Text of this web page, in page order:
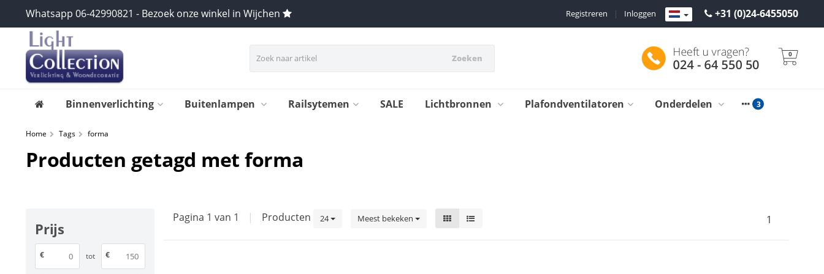
Whatsapp 06-42990821 - Bezoek onze winkel in Wijchen +31 (0)24-6455050
Inloggen
|
Registreren
Zoeken 0
Binnenverlichting Buitenlampen Railsytemen SALE Lichtbronnen Plafondventilatoren Onderdelen
Home Tags forma
Producten getagd met forma
Prijs
€ tot €
Pagina 1 van 1 | Producten 24 Meest bekeken 1